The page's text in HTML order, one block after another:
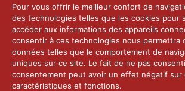
Pour vous offrir le meilleur confort de
des technologies telles que les cookies pour
accéder aux informations des appareils
consentir à ces technologies nous permettra
données telles que le comportement de
uniques sur ce site. Le fait de ne pas
consentement peut avoir un effet négatif sur
caractéristiques et fonctions.
25 juin 2026
2025 – Palais Fédéral –
25 juin 2026